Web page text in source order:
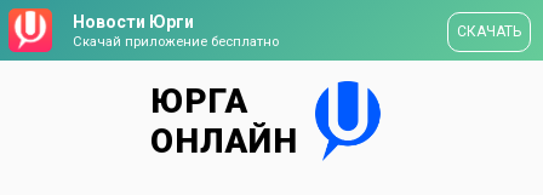
Новости Юрги
Скачай приложение бесплатно
СКАЧАТЬ
ЮРГА
ОНЛАЙН